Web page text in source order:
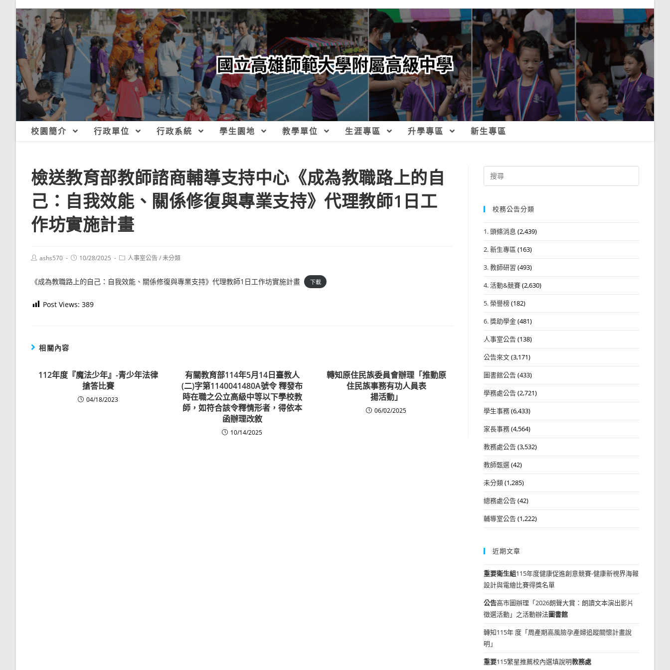
校園簡介 行政單位 行政系統 學生園地 教學單位 生涯專區 升學專區 新生專區
檢送教育部教師諮商輔導支持中心《成為教職路上的自
己：自我效能、關係修復與專業支持》代理教師1日工
作坊實施計畫
Postashs570
Post10/28/2025
Post人事室公告/未分類
《成為教職路上的自己：自我效能、關係修復與專業支持》代理教師1日工作坊實施計畫 下載
Post Views: 389
相關內容
112年度『魔法少年』-青少年法律
搶答比賽
04/18/2023
有關教育部114年5月14日臺教人
(二)字第1140041480A號令 釋發布
時在職之公立高級中等以下學校教
師，如符合該令釋情形者，得依本
函辦理改敘
10/14/2025
轉知原住民族委員會辦理「推動原
住民族事務有功人員表
揚活動」
06/02/2025
Search
for:
校務公告分類
1. 頭條消息 (2,439)
2. 新生專區 (163)
3. 教師研習 (493)
4. 活動&競賽(2,630)
5. 榮譽榜(182)
6. 獎助學金(481)
人事室公告(138)
公告來文(3,171)
圖書館公告(433)
學務處公告(2,721)
學生事務(6,433)
家長事務(4,564)
教務處公告(3,532)
教師甄選(42)
未分類(1,285)
總務處公告(42)
輔導室公告(1,222)
近期文章
重要衛生組115年度健康促進創意競賽-健康新視界海報
設計與電繪比賽得獎名單
公告高市圖辦理「2026朗聲大賞：朗讀文本演出影片
徵選活動」之活動辦法圖書館
轉知115年 度「周產期高風險孕產婦追蹤關懷計畫說
明」
重要115繁星推薦校內選填說明教務處